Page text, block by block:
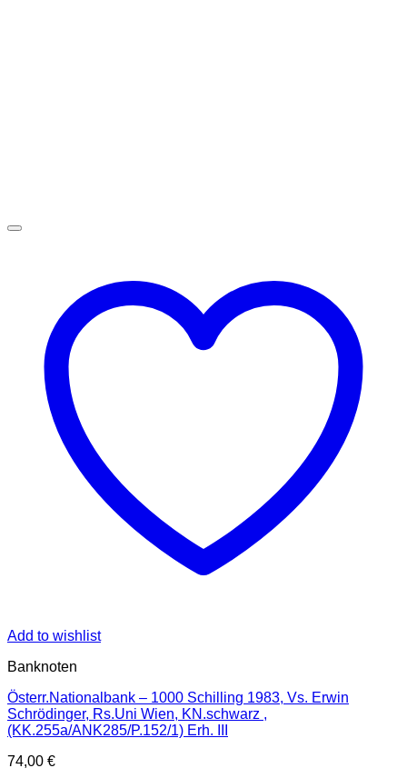
Add to wishlist
Banknoten
Österr.Nationalbank – 1000 Schilling 1983, Vs. Erwin
Schrödinger, Rs.Uni Wien, KN.schwarz ,
(KK.255a/ANK285/P.152/1) Erh. III
74,00 €